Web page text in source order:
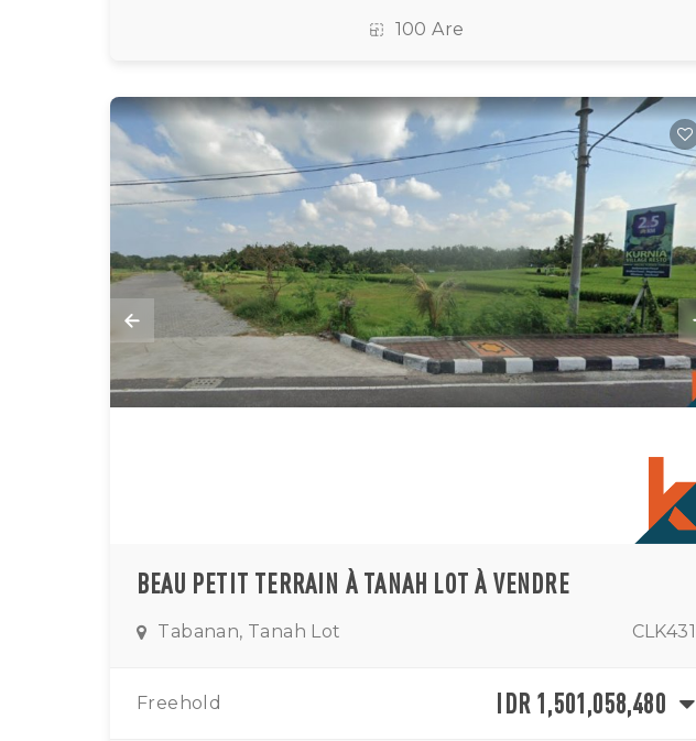
100 Are
BEAU PETIT TERRAIN À TANAH LOT À VENDRE
Tabanan, Tanah Lot CLK431
Freehold IDR 1,501,058,480